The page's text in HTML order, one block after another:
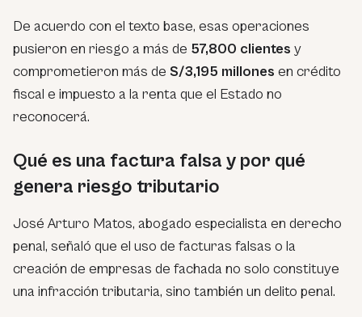
De acuerdo con el texto base, esas operaciones
pusieron en riesgo a más de 57,800 clientes y
comprometieron más de S/3,195 millones en crédito
fiscal e impuesto a la renta que el Estado no
reconocerá.
Qué es una factura falsa y por qué
genera riesgo tributario
José Arturo Matos, abogado especialista en derecho
penal, señaló que el uso de facturas falsas o la
creación de empresas de fachada no solo constituye
una infracción tributaria, sino también un delito penal.